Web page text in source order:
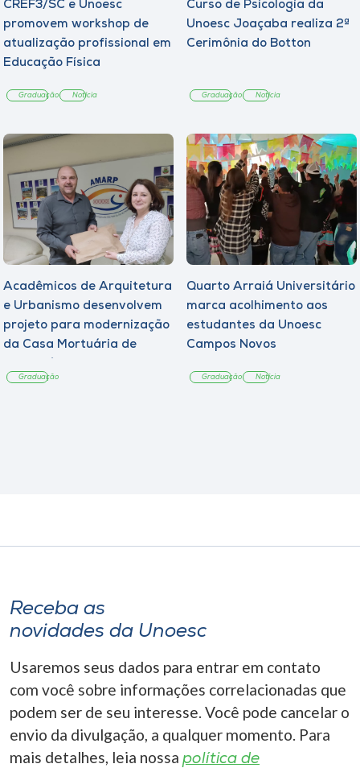
CREF3/SC e Unoesc
promovem workshop de
atualização profissional em
Educação Física
Graduação Notícia
Curso de Psicologia da
Unoesc Joaçaba realiza 2ª
Cerimônia do Botton
Graduação Notícia
Acadêmicos de Arquitetura
e Urbanismo desenvolvem
projeto para modernização
da Casa Mortuária de
Graduação
Quarto Arraiá Universitário
marca acolhimento aos
estudantes da Unoesc
Campos Novos
Graduação Notícia
Receba as
novidades da Unoesc
Usaremos seus dados para entrar em contato
com você sobre informações correlacionadas que
podem ser de seu interesse. Você pode cancelar o
envio da divulgação, a qualquer momento. Para
mais detalhes, leia nossa política de